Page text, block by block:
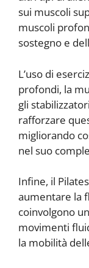
sui muscoli
muscoli
sostegno e
L’uso di
profondi, la
gli
rafforzare
migliorando
nel suo
Infine, il
aumentare la
coinvolgono
movimenti
la mobilità